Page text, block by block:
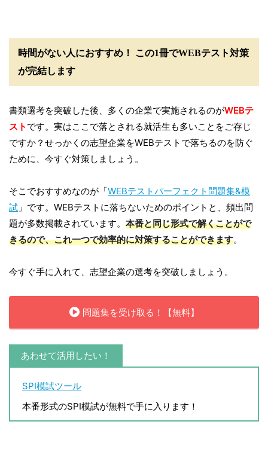
時間がない人におすすめ！ この1冊でWEBテスト対策
が完結します
書類選考を突破した後、多くの企業で実施されるのがWEBテ
スト です。実はここで落とされる就活生も多いことをご存じ
ですか？せっかくの志望企業をWEBテストで落ちるのを防ぐ
ために、今すぐ対策しましょう。
そこでおすすめなのが「WEBテストパーフェクト問題集&模
試 」です。WEBテストに落ちないためのポイントと、頻出問
題が多数掲載されています。 本番と同じ形式で解くことがで
きるので、これ一つで効率的に対策することができます。
今すぐ手に入れて、志望企業の選考を突破しましょう。
問題集を受け取る！【無料】
あわせて活用したい！
SPI模試ツール
本番形式のSPI模試が無料で手に入ります！